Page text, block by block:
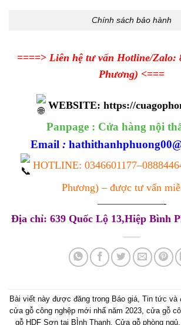
Chính sách bảo hành
====> Liên hệ tư vấn Hotline/Zalo:
Phương) <===
WEBSITE: https://
Panpage : Cửa hàng nội
Email :
HOTLINE: 0346601177–
Phương) – được tư vấn
———————-
Địa chỉ: 639 Quốc Lộ 13,Hiệp Bình
Bài viết này được đăng trong Báo giá, Tin tức và
cửa gỗ công nghệp mới nhấ năm 2023, cửa gỗ
gỗ HDF Sơn tại BÌnh Thạnh, Cửa gỗ phòng ngủ,